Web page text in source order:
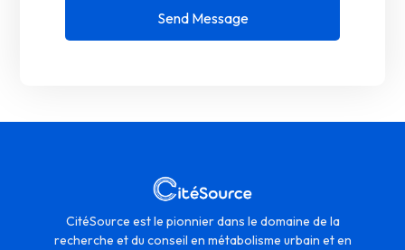
Send Message
CitéSource est le pionnier dans le domaine de la
recherche et du conseil en métabolisme urbain et en